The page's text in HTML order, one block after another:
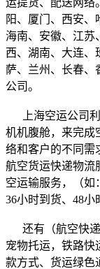
阳、厦门、西安、
海南、安徽、江苏
西、湖南、大连、
萨、兰州、长春、
公司。
上海空运公司利
机机腹舱，来完成
络和客户的不同需
航空货运快递物流
空运输服务，（如
36小时到货、48小
还有（航空快递
宠物托运，铁路快
款方式、货运绿色